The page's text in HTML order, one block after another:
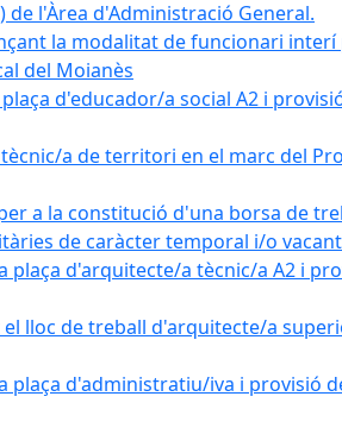
l'Àrea d'Administració General.
la modalitat de funcionari
del Moianès
d'educador/a social A2 i
a de territori en el marc del
a la constitució d'una borsa de
de caràcter temporal i/o
plaça d'arquitecte/a tècnic/a A2 i
lloc de treball d'arquitecte/a
plaça d'administratiu/iva i provisió